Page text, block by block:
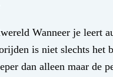
Wanneer je leert
is niet slechts het
dan alleen maar de